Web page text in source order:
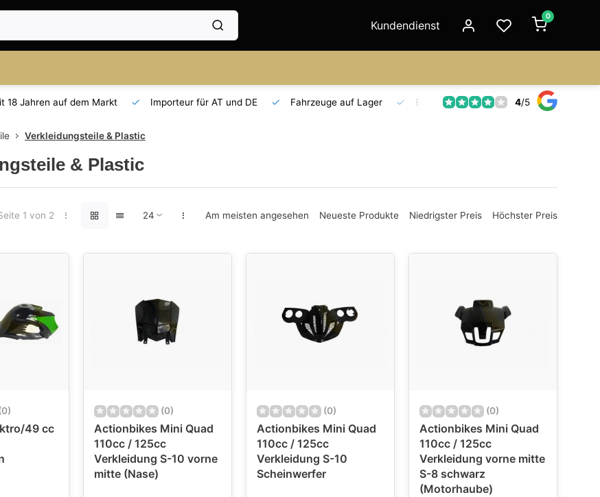
Kundendienst
0
18 Jahren auf dem Markt Importeur für AT und DE Fahrzeuge auf Lager Ersatzteilversorgung Seit 18
4/5
Verkleidungsteile & Plastic
& Plastic
1 von 2 Am meisten angesehen Neueste Produkte Niedrigster Preis Höchster Preis
49 cc
(0)
Actionbikes Mini Quad
110cc / 125cc
Verkleidung S-10 vorne
mitte (Nase)
(0)
Actionbikes Mini Quad
110cc / 125cc
Verkleidung S-10
Scheinwerfer
(0)
Actionbikes Mini Quad
110cc / 125cc
Verkleidung vorne mitte
S-8 schwarz
(Motorhaube)